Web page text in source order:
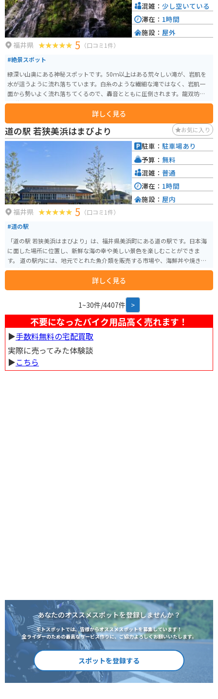
福井県 5 （口コミ1件）
#絶景スポット
緑深い山奥にある神秘スポットです。50ｍ以上はある荒々しい滝が、岩肌を
水が這うように流れ落ちています。白糸のような繊細な滝ではなく、岩肌一
面から勢いよく流れ落ちてくるので、轟音とともに圧倒されます。龍双坊の
伝説があります。
詳しく見る
混雑： 少し空いている
滞在： 1時間
施設： 屋外
道の駅 若狭美浜はまびより お気に入り
福井県 5 （口コミ1件）
#道の駅
「道の駅 若狭美浜はまびより」は、福井県美浜町にある道の駅です。日本海
に面した場所に位置し、新鮮な海の幸や美しい景色を楽しむことができま
す。 道の駅内には、地元でとれた魚介類を販売する市場や、海鮮丼や焼き魚
などを味わえる飲食店があります。また、美浜町の特産品である「へしこ」
や「さばの糠漬け」なども販売されており、お土産に最適です。 バイクで訪
れる場合、道の駅には広い駐車場が完備されているので安心です。日本海沿
いの道路は景色が良く、ツーリングにもおすすめです。道の駅の近くには、
水晶浜海水浴場や敦賀半島など、観光スポットも点在しています。
詳しく見る
駐車： 駐車場あり
予算： 無料
混雑： 普通
滞在： 1時間
施設： 屋内
1~30件/4407件 >
不要になったバイク用品高く売れます！
▶︎手数料無料の宅配買取
実際に売ってみた体験談
▶︎こちら
あなたのオススメスポットを登録しませんか？
モトスポットでは、皆様からオススメスポットを募集しています！
全ライダーのための最高なサービス作りに、ご協力よろしくお願いいたします。
スポットを登録する